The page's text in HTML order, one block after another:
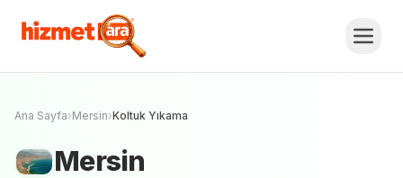
Koltuk YıkamaFiyat Teklifi Al,
Karşılaştır.
Ücretsiz Teklif Al
Ana Sayfa›Mersin›Koltuk Yıkama
Mersin